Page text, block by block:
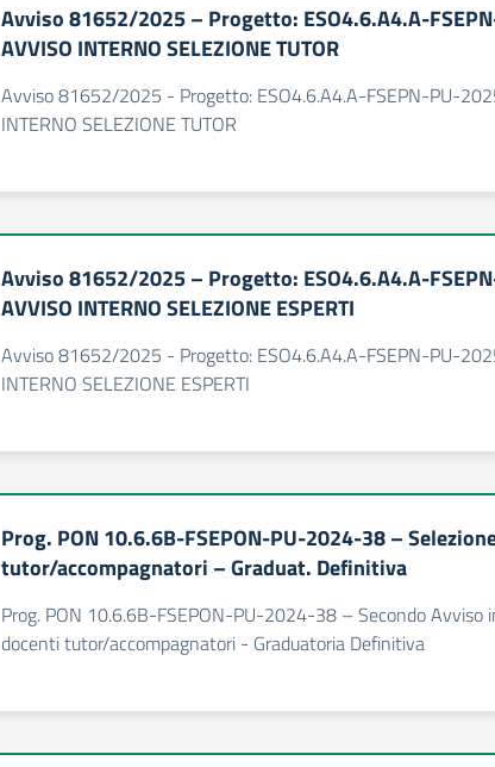
Avviso 81652/2025 – Progetto: ESO4.6.A4.A-
AVVISO INTERNO SELEZIONE TUTOR
Avviso 81652/2025 - Progetto: ESO4.6.A4.A-FSEPN-PU-
INTERNO SELEZIONE TUTOR
Avviso 81652/2025 – Progetto: ESO4.6.A4.A-
AVVISO INTERNO SELEZIONE ESPERTI
Avviso 81652/2025 - Progetto: ESO4.6.A4.A-FSEPN-PU-
INTERNO SELEZIONE ESPERTI
Prog. PON 10.6.6B-FSEPON-PU-2024-38 –
tutor/accompagnatori – Graduat. Definitiva
Prog. PON 10.6.6B-FSEPON-PU-2024-38 – Secondo Avviso
docenti tutor/accompagnatori - Graduatoria Definitiva